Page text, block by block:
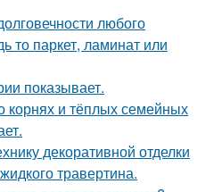
любого
то паркет, ламинат или
показывает.
корнях и тёплых семейных
декоративной отделки
травертина.